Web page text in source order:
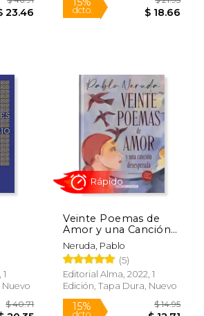
15%
dcto. $
Rápido
Nuevo
Veinte Poemas de
Amor y una Canción
Desesperada
Neruda, Pablo
(5)
Editorial Alma, 2022, 1
Edición, Tapa Dura, Nuevo